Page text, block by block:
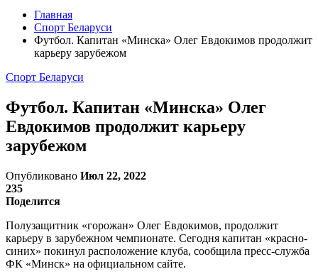
Главная
Спорт Беларуси
Футбол. Капитан «Минска» Олег Евдокимов продолжит
карьеру зарубежом
Спорт Беларуси
Футбол. Капитан «Минска» Олег
Евдокимов продолжит карьеру
зарубежом
Опубликовано Июл 22, 2022
235
Поделится
Полузащитник «горожан» Олег Евдокимов, продолжит
карьеру в зарубежном чемпионате. Сегодня капитан «красно-
синих» покинул расположение клуба, сообщила пресс-служба
ФК «Минск» на официальном сайте.